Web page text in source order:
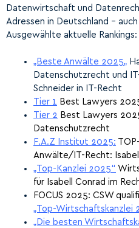
Datenwirtschaft und
Adressen in Deutschland –
Ausgewählte aktuelle Rankings:
„Beste Anwälte 2025„
Datenschutzrecht und
Schneider in IT-Recht
Tier 1 Best Lawyers
Tier 2 Best Lawyers
Datenschutzrecht
F.A.Z Institut 2025:
Anwälte/IT-Recht:
„Top-Kanzlei 2025“
für Isabell Conrad im
FOCUS 2025: CSW
„Top-Wirtschaftskanzlei
„Die besten